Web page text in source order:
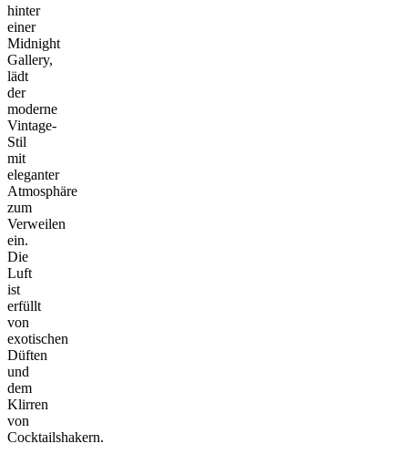
hinter
einer
Midnight
Gallery,
lädt
der
moderne
Vintage-
Stil
mit
eleganter
Atmosphäre
zum
Verweilen
ein.
Die
Luft
ist
erfüllt
von
exotischen
Düften
und
dem
Klirren
von
Cocktailshakern.